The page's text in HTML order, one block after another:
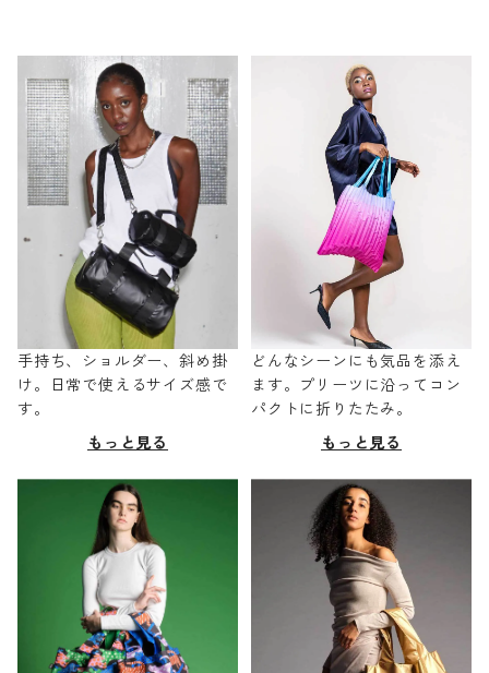
手持ち、ショルダー、斜め掛
け。日常で使えるサイズ感で
す。
もっと見る
どんなシーンにも気品を添え
ます。プリーツに沿ってコン
パクトに折りたたみ。
もっと見る